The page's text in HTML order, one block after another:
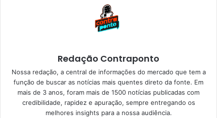
Redação Contraponto
Nossa redação, a central de informações do mercado que tem a
função de buscar as notícias mais quentes direto da fonte. Em
mais de 3 anos, foram mais de 1500 notícias publicadas com
credibilidade, rapidez e apuração, sempre entregando os
melhores insights para a nossa audiência.